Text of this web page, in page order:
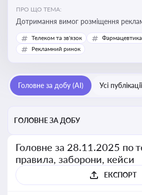
ПРО ЩО ТЕМА:
Дотримання вимог розміщення
Телеком та зв'язок
Фармацевтика
Рекламний ринок
Головне за добу (AI) Усі публікації
ГОЛОВНЕ ЗА ДОБУ
Головне за 28.11.2025 по
правила, заборони, кейси
ЕКСПОРТ